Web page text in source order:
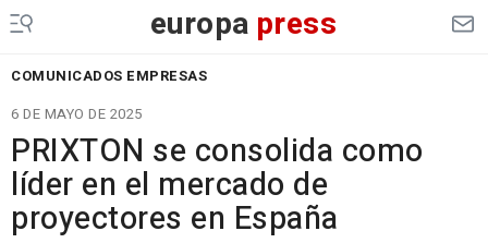
europa press
COMUNICADOS EMPRESAS
6 DE MAYO DE 2025
PRIXTON se consolida como
líder en el mercado de
proyectores en España